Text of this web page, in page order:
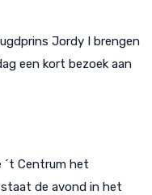
Jordy I brengen
een kort bezoek aan
´t Centrum het
de avond in het